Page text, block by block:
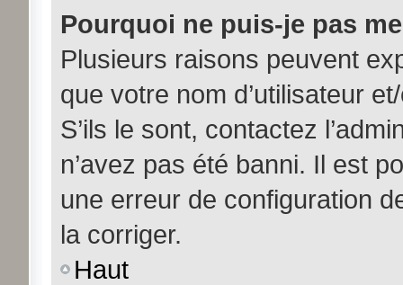
Pourquoi ne puis-je pas
Plusieurs raisons peuvent
que votre nom d’utilisateur
S’ils le sont, contactez
n’avez pas été banni. Il est
une erreur de configuration
la corriger.
Haut